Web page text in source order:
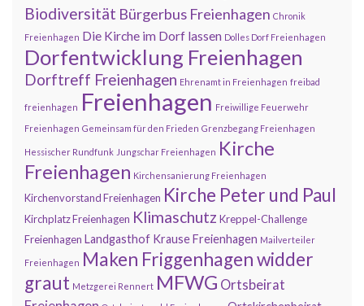
Biodiversität Bürgerbus Freienhagen Chronik
Freienhagen Die Kirche im Dorf lassen Dolles Dorf Freienhagen
Dorfentwicklung Freienhagen
Dorftreff Freienhagen Ehrenamt in Freienhagen freibad
freienhagen Freienhagen Freiwillige Feuerwehr
Freienhagen Gemeinsam für den Frieden Grenzbegang Freienhagen
Hessischer Rundfunk Jungschar Freienhagen Kirche
Freienhagen Kirchensanierung Freienhagen
Kirchenvorstand Freienhagen Kirche Peter und Paul
Kirchplatz Freienhagen Klimaschutz Kreppel-Challenge
Freienhagen Landgasthof Krause Freienhagen Mailverteiler
Freienhagen Maken Friggenhagen widder
graut Metzgerei Rennert MFWG Ortsbeirat